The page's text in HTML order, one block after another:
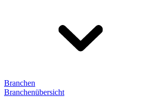
Branchen
Branchenübersicht